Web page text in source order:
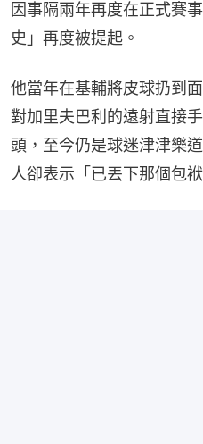
因事隔兩年再度在正式賽
史」再度被提起。
他當年在基輔將皮球扔到
對加里夫巴利的遠射直接
頭，至今仍是球迷津津樂
人卻表示「已丟下那個包袱